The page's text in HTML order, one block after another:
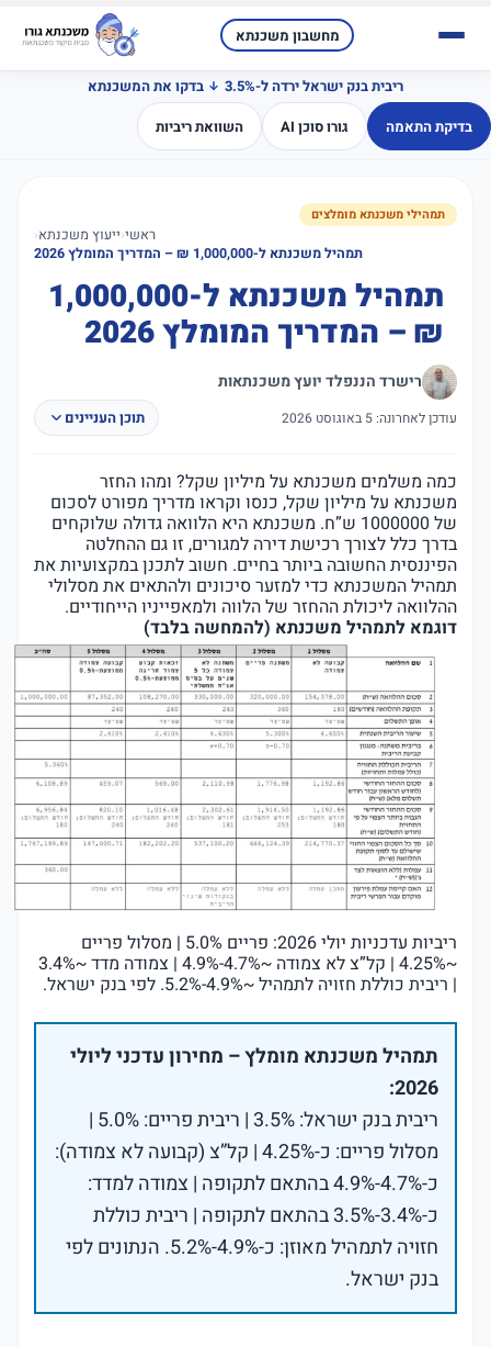
מחשבון משכנתא
ריבית בנק ישראל ירדה ל-3.5%
בדקו את המשכנתא
בדיקת התאמה
גורו סוכן AI השוואת ריביות
תמהילי משכנתא מומלצים
ראשי‹ייעוץ משכנתא‹
תמהיל משכנתא ל-1,000,000 ₪ – המדריך המומלץ 2026
תמהיל משכנתא ל-1,000,000
₪ – המדריך המומלץ 2026
רישרד הננפלד יועץ משכנתאות
עודכן לאחרונה: 5 באוגוסט 2026 תוכן העניינים
כמה משלמים משכנתא על מיליון שקל? ומהו החזר
משכנתא על מיליון שקל, כנסו וקראו מדריך מפורט לסכום
של 1000000 ש”ח. משכנתא היא הלוואה גדולה שלוקחים
בדרך כלל לצורך רכישת דירה למגורים, זו גם ההחלטה
הפיננסית החשובה ביותר בחיים. חשוב לתכנן במקצועיות את
תמהיל המשכנתא כדי למזער סיכונים ולהתאים את מסלולי
ההלוואה ליכולת ההחזר של הלווה ולמאפייניו הייחודיים.
דוגמא לתמהיל משכנתא (להמחשה בלבד)
ריביות עדכניות יולי 2026: פריים 5.0% | מסלול פריים
~4.25% | קל”צ לא צמודה ~4.7%-4.9% | צמודה מדד ~3.4%
| ריבית כוללת חזויה לתמהיל ~4.9%-5.2%. לפי בנק ישראל.
תמהיל משכנתא מומלץ – מחירון עדכני ליולי
2026:
ריבית בנק ישראל: 3.5% | ריבית פריים: 5.0% |
מסלול פריים: כ-4.25% | קל”צ (קבועה לא צמודה):
כ-4.7%-4.9% בהתאם לתקופה | צמודה למדד:
כ-3.4%-3.5% בהתאם לתקופה | ריבית כוללת
חזויה לתמהיל מאוזן: כ-4.9%-5.2%. הנתונים לפי
בנק ישראל.